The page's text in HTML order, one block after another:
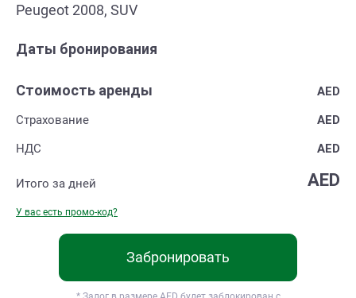
Peugeot 2008, SUV
Даты бронирования
Стоимость аренды
AED
Страхование
AED
НДС
AED
Итого за дней AED
У вас есть промо-код?
Забронировать